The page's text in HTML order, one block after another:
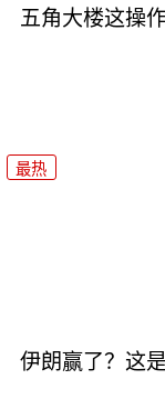
五角大楼这操
最热
伊朗赢了？这